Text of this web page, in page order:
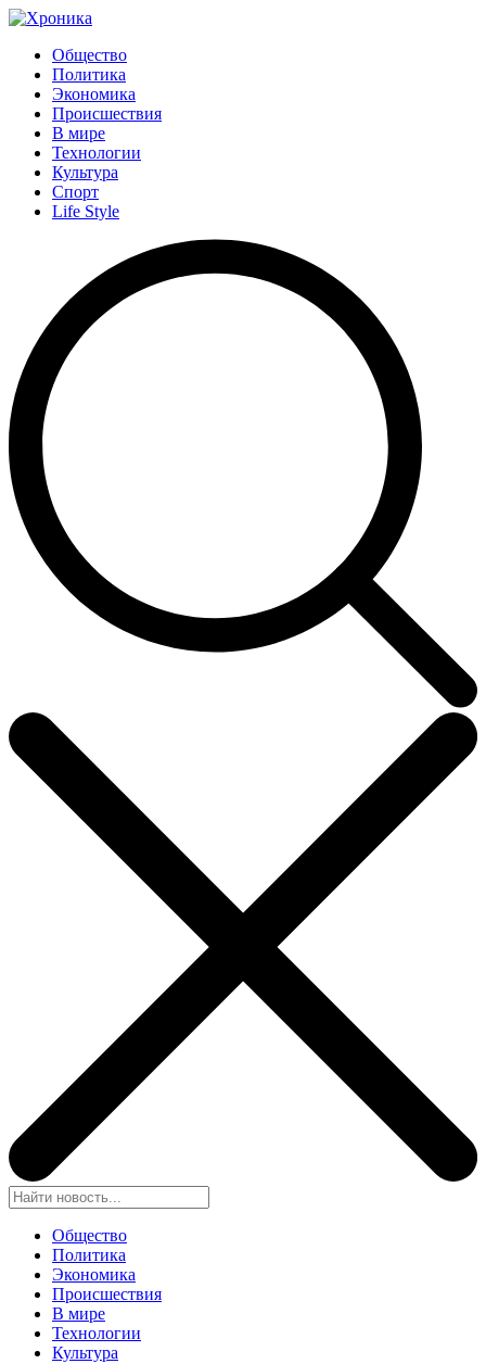
Общество
Политика
Экономика
Происшествия
В мире
Технологии
Культура
Спорт
Life Style
Общество
Политика
Экономика
Происшествия
В мире
Технологии
Культура